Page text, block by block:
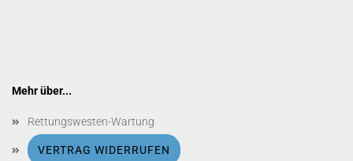
Mehr über...
Rettungswesten-Wartung
VERTRAG WIDERRUFEN